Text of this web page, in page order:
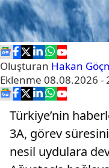
Oluşturan Hakan
Eklenme 08.08.2026 -
Türkiye’nin
3A, görev
nesil uydulara